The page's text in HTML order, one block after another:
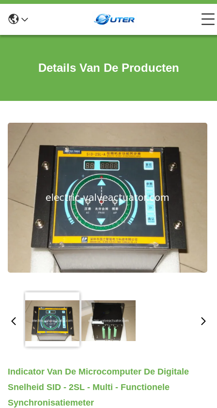
Details Van De Producten
Indicator Van De Microcomputer De Digitale
Snelheid SID - 2SL - Multi - Functionele
Synchronisatiemeter